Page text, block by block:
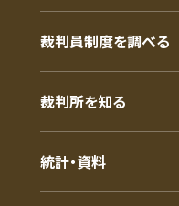
裁判員制度を調べる
裁判所を知る
統計・資料